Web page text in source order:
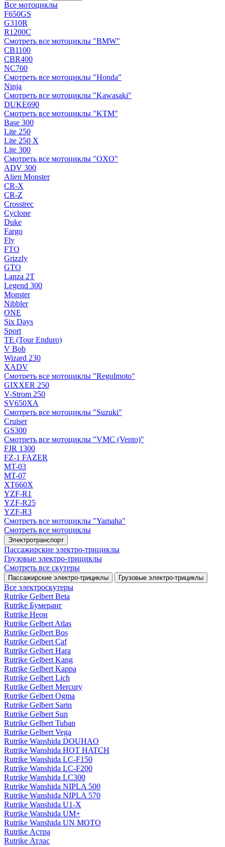
Все мотоциклы
F650GS
G310R
R1200C
Смотреть все мотоциклы "BMW"
CB1100
CBR400
NC700
Смотреть все мотоциклы "Honda"
Ninja
Смотреть все мотоциклы "Kawasaki"
DUKE690
Смотреть все мотоциклы "KTM"
Base 300
Lite 250
Lite 250 X
Lite 300
Смотреть все мотоциклы "OXO"
ADV 300
Alien Monster
CR-X
CR-Z
Crosstrec
Cyclone
Duke
Fargo
Fly
FTO
Grizzly
GTO
Lanza 2T
Legend 300
Monster
Nibbler
ONE
Six Days
Sport
TE (Tour Enduro)
V Bob
Wizard 230
XADV
Смотреть все мотоциклы "Regulmoto"
GIXXER 250
V-Strom 250
SV650XA
Смотреть все мотоциклы "Suzuki"
Cruiser
GS300
Смотреть все мотоциклы "VMC (Vento)"
FJR 1300
FZ-1 FAZER
MT-03
MT-07
XT660X
YZF-R1
YZF-R25
YZF-R3
Смотреть все мотоциклы "Yamaha"
Смотреть все мотоциклы
Электротранспорт
Пассажирские электро‑трициклы
Грузовые электро‑трициклы
Смотреть все скутеры
Пассажирские электро‑трициклы Грузовые электро‑трициклы
Все электро­скутеры
Rutrike Gelbert Beta
Rutrike Бумеранг
Rutrike Неон
Rutrike Gelbert Atlas
Rutrike Gelbert Bos
Rutrike Gelbert Caf
Rutrike Gelbert Hara
Rutrike Gelbert Kang
Rutrike Gelbert Kappa
Rutrike Gelbert Lich
Rutrike Gelbert Mercury
Rutrike Gelbert Ogma
Rutrike Gelbert Sarin
Rutrike Gelbert Sun
Rutrike Gelbert Tuban
Rutrike Gelbert Vega
Rutrike Wanshida DOUHAO
Rutrike Wanshida HOT HATCH
Rutrike Wanshida LC-F150
Rutrike Wanshida LC-F200
Rutrike Wanshida LC300
Rutrike Wanshida NIPLA 500
Rutrike Wanshida NIPLA 570
Rutrike Wanshida U1-X
Rutrike Wanshida UM+
Rutrike Wanshida UN MOTO
Rutrike Астра
Rutrike Атлас